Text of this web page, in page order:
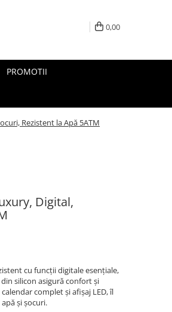
0,00
PROMOTII
Rezistent la Apă 5ATM
Digital,
cu funcții digitale esențiale,
silicon asigură confort și
complet și afișaj LED, îl
și șocuri.